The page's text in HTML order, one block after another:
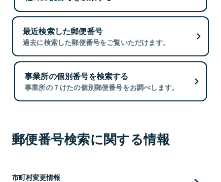
最近検索した郵便番号
過去に検索した郵便番号をご覧いただけます。
事業所の個別番号を検索する
事業所の７けたの個別郵便番号をお調べします。
郵便番号検索に関する情報
市町村変更情報